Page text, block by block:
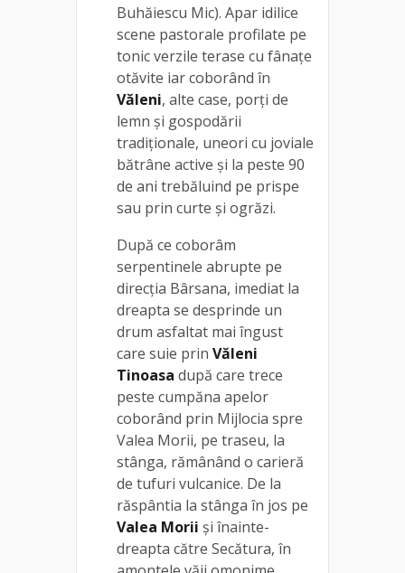
Buhăiescu Mic). Apar idilice
scene pastorale profilate pe
tonic verzile terase cu fânațe
otăvite iar coborând în
Văleni, alte case, porți de
lemn și gospodării
tradiționale, uneori cu joviale
bătrâne active și la peste 90
de ani trebăluind pe prispe
sau prin curte și ogrăzi.
După ce coborâm
serpentinele abrupte pe
direcția Bârsana, imediat la
dreapta se desprinde un
drum asfaltat mai îngust
care suie prin Văleni
Tinoasa după care trece
peste cumpăna apelor
coborând prin Mijlocia spre
Valea Morii, pe traseu, la
stânga, rămânând o carieră
de tufuri vulcanice. De la
răspântia la stânga în jos pe
Valea Morii și înainte-
dreapta către Secătura, în